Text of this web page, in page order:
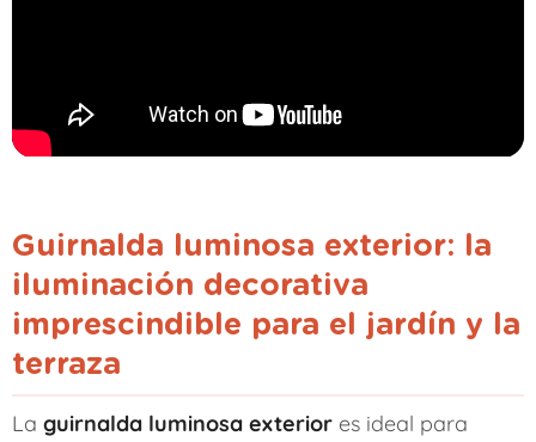
Guirnalda luminosa exterior: la
iluminación decorativa
imprescindible para el jardín y la
terraza
La guirnalda luminosa exterior es ideal para